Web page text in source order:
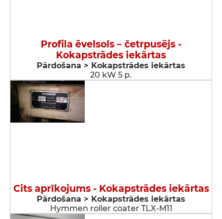
Profila ēvelsols – četrpusējs -
Kokapstrādes iekārtas
Pārdošana > Kokapstrādes iekārtas
20 kW 5 p.
Cits aprīkojums - Kokapstrādes iekārtas
Pārdošana > Kokapstrādes iekārtas
Hymmen roller coater TLX-M11